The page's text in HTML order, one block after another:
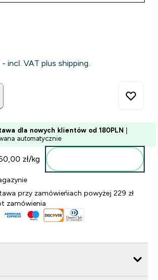
incl. VAT plus shipping.
dla nowych klientów od 180PLN
automatycznie
zł‎/kg
przy zamówieńiach powyżej 229 zł
zamówienia